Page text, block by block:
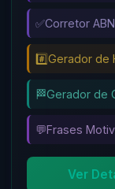
✅Corretor
#️⃣Gerador de
🏁Gerador de
💬Frases
Ver